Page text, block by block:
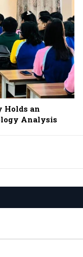
Holds an
Analysis